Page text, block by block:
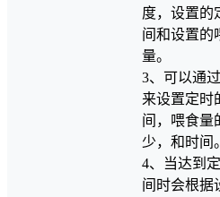
度，设置的
间和设置的
量。
3、可以通
来设置定时
间，喂食量
少，和时间。
4、当达到
间时会根据